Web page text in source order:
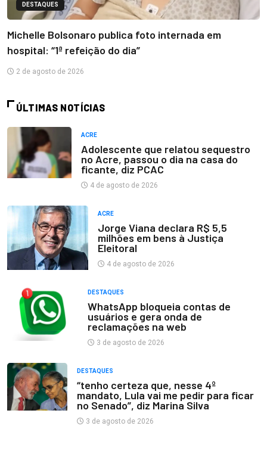
DESTAQUES
Michelle Bolsonaro publica foto internada em
hospital: “1ª refeição do dia”
2 de agosto de 2026
ÚLTIMAS NOTÍCIAS
ACRE
Adolescente que relatou sequestro
no Acre, passou o dia na casa do
ficante, diz PCAC
4 de agosto de 2026
ACRE
Jorge Viana declara R$ 5,5
milhões em bens à Justiça
Eleitoral
4 de agosto de 2026
DESTAQUES
WhatsApp bloqueia contas de
usuários e gera onda de
reclamações na web
3 de agosto de 2026
DESTAQUES
“tenho certeza que, nesse 4º
mandato, Lula vai me pedir para ficar
no Senado”, diz Marina Silva
3 de agosto de 2026